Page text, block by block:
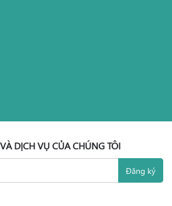
DỊCH VỤ CỦA CHÚNG TÔI